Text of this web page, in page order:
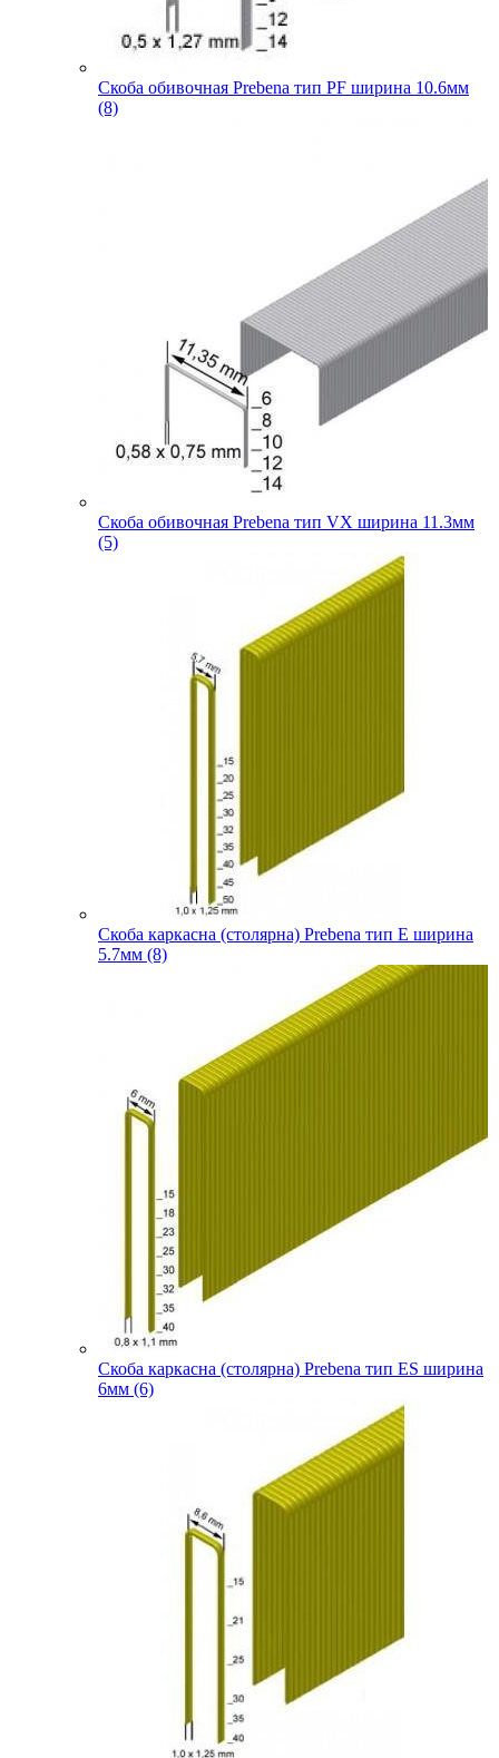
Скоба обивочная Prebena тип PF ширина 10.6мм
(8)
Скоба обивочная Prebena тип VX ширина 11.3мм
(5)
Скоба каркасна (столярна) Prebena тип E ширина
5.7мм (8)
Скоба каркасна (столярна) Prebena тип ES ширина
6мм (6)